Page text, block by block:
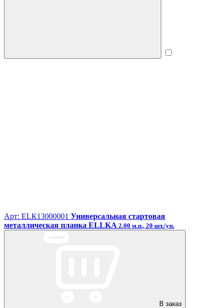
Арт: ЕLК13000001 Универсальная стартовая
металлическая планка ELLKA 2.00 м.п., 20 шт./уп.
В заказ